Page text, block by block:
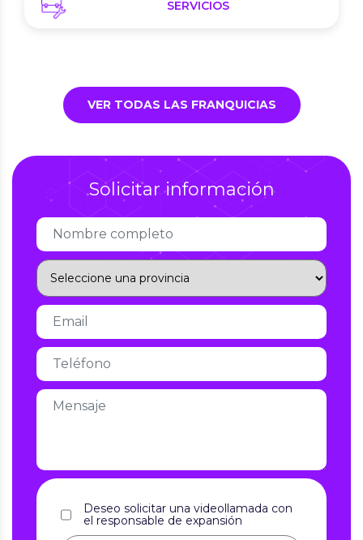
SERVICIOS
VER TODAS LAS FRANQUICIAS
Solicitar información
Deseo solicitar una videollamada con
el responsable de expansión